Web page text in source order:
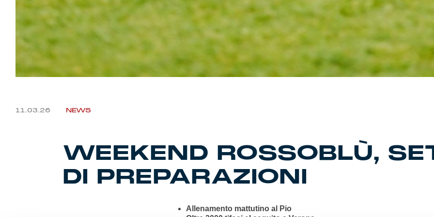
11.03.26 NEWS
WEEKEND ROSSOBLÙ,
DI PREPARAZIONI
Allenamento mattutino al Pio